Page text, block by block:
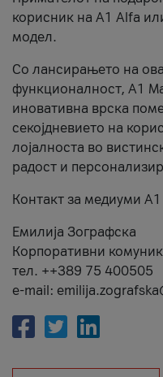
корисник на А1 Alfa
модел.
Со лансирањето на
функционалност, А1
иновативна врска
секојдневието на
лојалноста во
радост и
Контакт за медиуми
Емилија Зографска
Корпоративни
тел. ++389 75 400505
e-mail: